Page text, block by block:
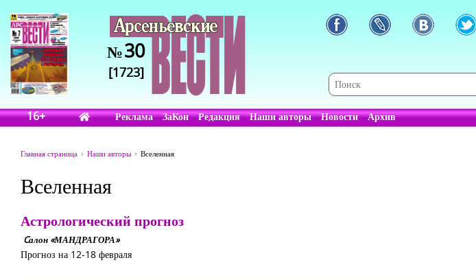
№30
[1723]
16+ Реклама ЗаКон Редакция Наши авторы Новости Архив
Главная страница Наши авторы Вселенная
Вселенная
Астрологический прогноз
Cалон «МАНДРАГОРА»
Прогноз на 12-18 февраля